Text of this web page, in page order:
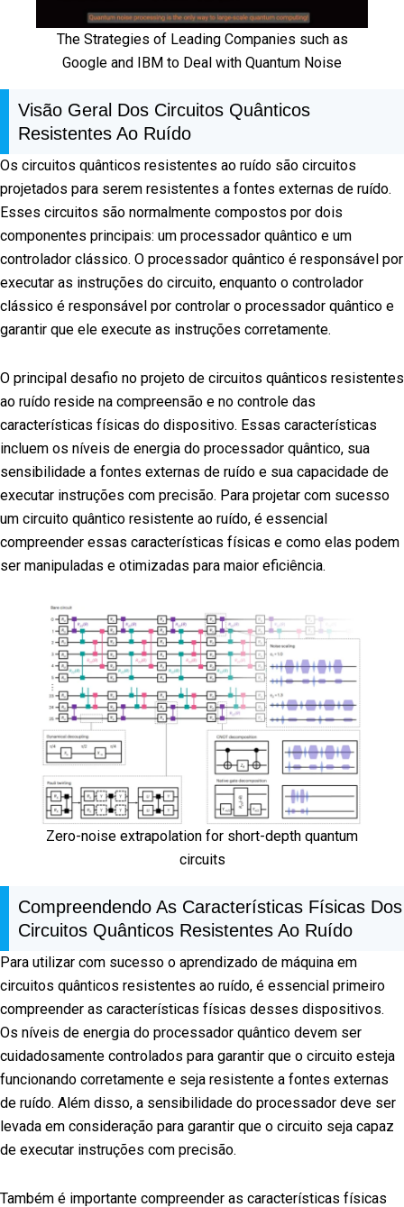
The Strategies of Leading Companies such as
Google and IBM to Deal with Quantum Noise
Visão Geral Dos Circuitos Quânticos
Resistentes Ao Ruído
Os circuitos quânticos resistentes ao ruído são circuitos
projetados para serem resistentes a fontes externas de ruído.
Esses circuitos são normalmente compostos por dois
componentes principais: um processador quântico e um
controlador clássico. O processador quântico é responsável por
executar as instruções do circuito, enquanto o controlador
clássico é responsável por controlar o processador quântico e
garantir que ele execute as instruções corretamente.
O principal desafio no projeto de circuitos quânticos resistentes
ao ruído reside na compreensão e no controle das
características físicas do dispositivo. Essas características
incluem os níveis de energia do processador quântico, sua
sensibilidade a fontes externas de ruído e sua capacidade de
executar instruções com precisão. Para projetar com sucesso
um circuito quântico resistente ao ruído, é essencial
compreender essas características físicas e como elas podem
ser manipuladas e otimizadas para maior eficiência.
Zero-noise extrapolation for short-depth quantum
circuits
Compreendendo As Características Físicas Dos
Circuitos Quânticos Resistentes Ao Ruído
Para utilizar com sucesso o aprendizado de máquina em
circuitos quânticos resistentes ao ruído, é essencial primeiro
compreender as características físicas desses dispositivos.
Os níveis de energia do processador quântico devem ser
cuidadosamente controlados para garantir que o circuito esteja
funcionando corretamente e seja resistente a fontes externas
de ruído. Além disso, a sensibilidade do processador deve ser
levada em consideração para garantir que o circuito seja capaz
de executar instruções com precisão.
Também é importante compreender as características físicas